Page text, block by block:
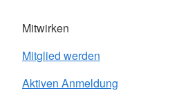
Mitwirken
Mitglied werden
Aktiven Anmeldung